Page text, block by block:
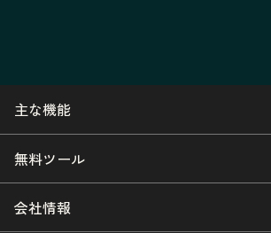
主な機能
無料ツール
会社情報